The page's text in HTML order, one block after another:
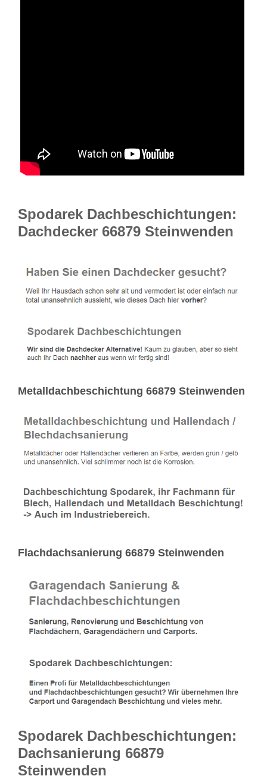
Spodarek Dachbeschichtungen:
Dachdecker 66879 Steinwenden
Metalldachbeschichtung 66879 Steinwenden
Flachdachsanierung 66879 Steinwenden
Spodarek Dachbeschichtungen:
Dachsanierung 66879
Steinwenden